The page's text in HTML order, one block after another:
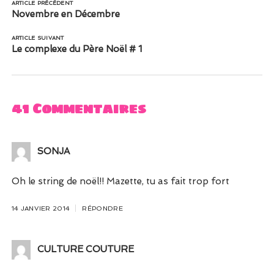
ARTICLE PRÉCÉDENT
Novembre en Décembre
ARTICLE SUIVANT
Le complexe du Père Noël # 1
41 Commentaires
SONJA
Oh le string de noël!! Mazette, tu as fait trop fort
14 JANVIER 2014 RÉPONDRE
CULTURE COUTURE